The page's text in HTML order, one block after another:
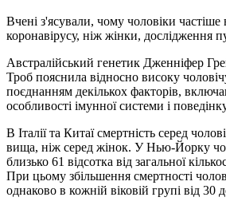
Вчені з'ясували, чому чоловіки
коронавірусу, ніж жінки, дослідження
Австралійський генетик Дженніфер
Троб пояснила відносно високу
поєднанням декількох факторів,
особливості імунної системи і
В Італії та Китаї смертність серед
вища, ніж серед жінок. У Нью-Йорку
близько 61 відсотка від загальної
При цьому збільшення смертності
однаково в кожній віковій групі від 30